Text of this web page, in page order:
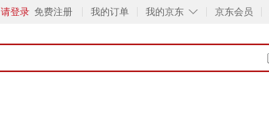
请登录 免费注册 我的订单 ◇
我的京东 京东会员